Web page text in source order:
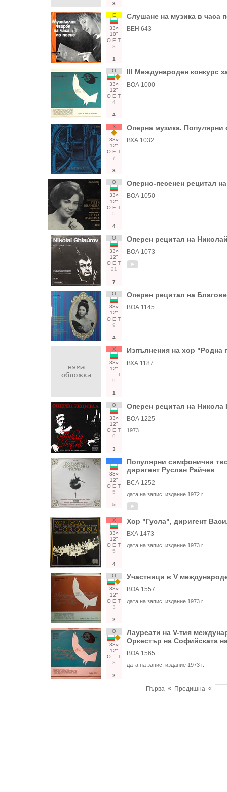
3
Е
33○
10"
О Е Т
3
1
Слушане на музика в часа
ВЕН 643
О
33○
12"
О Е Т
4
4
III Международен конкурс
ВОА 1000
Х
33○
12"
О Е Т
7
3
Оперна музика. Популярни
ВХА 1032
О
33○
12"
О Е Т
5
4
Оперно-песенен рецитал
ВОА 1050
О
33○
12"
О Е Т
21
7
Оперен рецитал на
ВОА 1073
О
33○
12"
О Е Т
9
4
Оперен рецитал на
ВОА 1145
Х
33○
12"
Т
9
1
Изпълнения на хор "Родна
ВХА 1187
О
33○
12"
О Е Т
9
3
Оперен рецитал на Никола
ВОА 1225
1973
С
33○
12"
О Е Т
5
5
Популярни симфонични
диригент Руслан Райчев
ВСА 1252
дата на запис: издание 1972 г.
Х
33○
12"
О Е Т
5
4
Хор "Гусла", диригент
ВХА 1473
дата на запис: издание 1973 г.
О
33○
12"
О Е Т
3
2
Участници в V
ВОА 1557
дата на запис: издание 1973 г.
О
33○
12"
О
Т
3
2
Лауреати на V-тия
Оркестър на Софийската
ВОА 1565
дата на запис: издание 1973 г.
Първа « Предишна «